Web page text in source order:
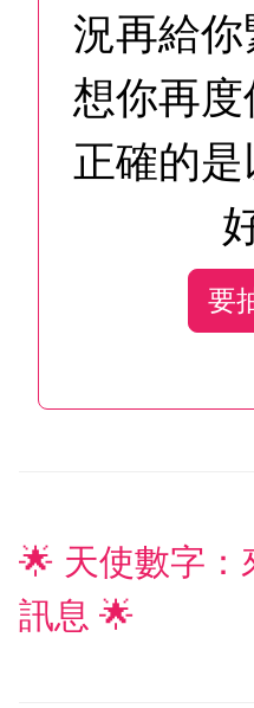
況再給你
想你再
正確的
要
🌟 天使數字
訊息 🌟